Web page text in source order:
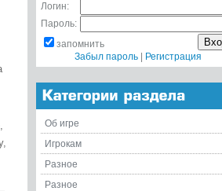
Логин:
Пароль:
запомнить
Забыл пароль| Регистрация
Об игре
Игрокам
Разное
Разное